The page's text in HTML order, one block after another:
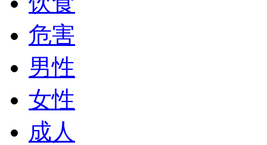
危害
男性
女性
成人